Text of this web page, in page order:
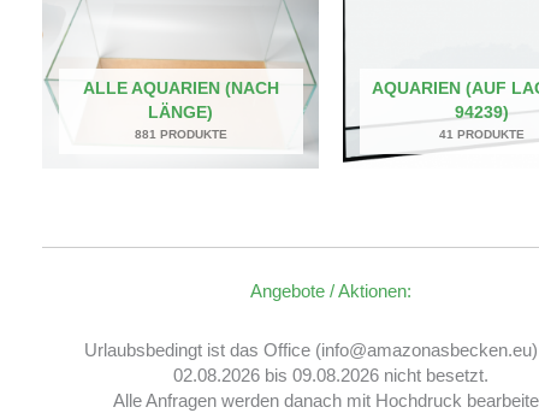
ALLE AQUARIEN (NACH
LÄNGE)
881 PRODUKTE
AQUARIEN (AUF
94239)
41 PRODUKTE
Angebote / Aktionen:
Urlaubsbedingt ist das Office
02.08.2026 bis 09.08.2026 nicht besetzt.
Alle Anfragen werden danach mit Hochdruck